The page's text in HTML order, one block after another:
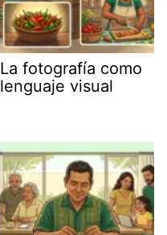
La fotografía como
lenguaje visual